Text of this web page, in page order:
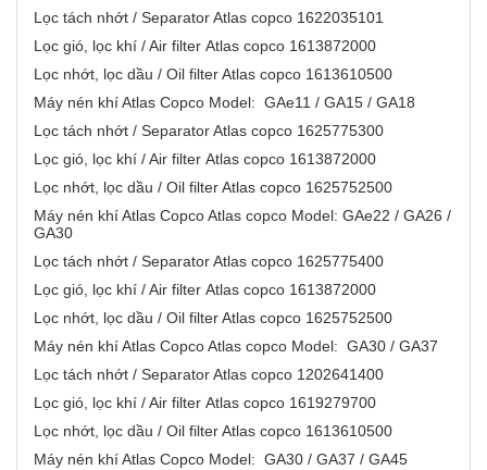
Lọc tách nhớt / Separator Atlas copco 1622035101
Lọc gió, lọc khí / Air filter Atlas copco 1613872000
Lọc nhớt, lọc dầu / Oil filter Atlas copco 1613610500
Máy nén khí Atlas Copco Model: GAe11 / GA15 / GA18
Lọc tách nhớt / Separator Atlas copco 1625775300
Lọc gió, lọc khí / Air filter Atlas copco 1613872000
Lọc nhớt, lọc dầu / Oil filter Atlas copco 1625752500
Máy nén khí Atlas Copco Atlas copco Model: GAe22 / GA26 /
GA30
Lọc tách nhớt / Separator Atlas copco 1625775400
Lọc gió, lọc khí / Air filter Atlas copco 1613872000
Lọc nhớt, lọc dầu / Oil filter Atlas copco 1625752500
Máy nén khí Atlas Copco Atlas copco Model: GA30 / GA37
Lọc tách nhớt / Separator Atlas copco 1202641400
Lọc gió, lọc khí / Air filter Atlas copco 1619279700
Lọc nhớt, lọc dầu / Oil filter Atlas copco 1613610500
Máy nén khí Atlas Copco Model: GA30 / GA37 / GA45